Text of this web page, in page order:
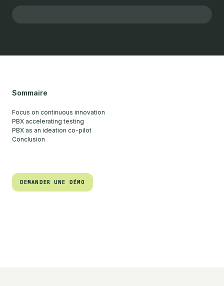
Sommaire
Focus on continuous innovation
PBX accelerating testing
PBX as an ideation co-pilot
Conclusion
DEMANDER UNE DÉMO
DEMANDER UNE DÉMO